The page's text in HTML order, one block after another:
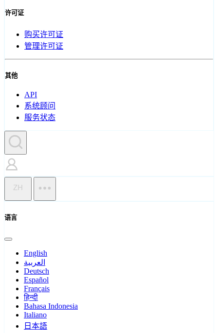
许可证
购买许可证
管理许可证
其他
API
系统顾问
服务状态
ZH
语言
English
العربية
Deutsch
Español
Français
हिन्दी
Bahasa Indonesia
Italiano
日本語